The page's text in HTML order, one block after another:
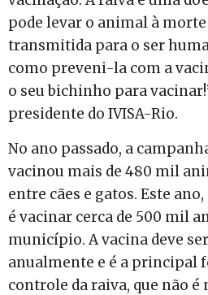
pode levar o animal à
transmitida para o ser
como preveni-la com a
o seu bichinho para
presidente do IVISA-Rio.
No ano passado, a
vacinou mais de 480 mil
entre cães e gatos. Este
é vacinar cerca de 500 mil
município. A vacina deve
anualmente e é a principal
controle da raiva, que não é